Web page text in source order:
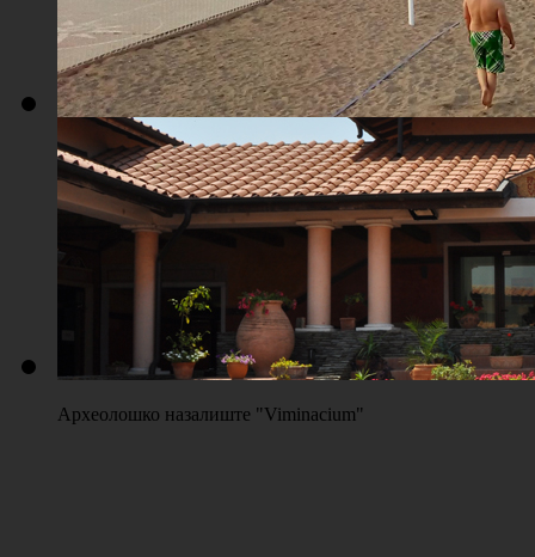
Плажа "Топољар" - Терени на песку
Археолошко назалиште "Viminacium"